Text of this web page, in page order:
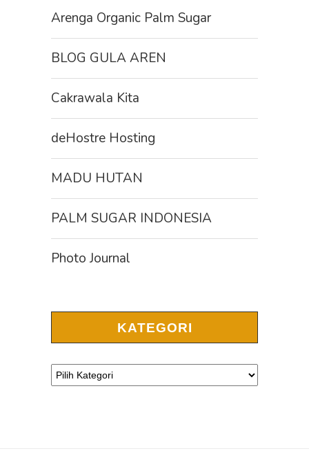
Arenga Organic Palm Sugar
BLOG GULA AREN
Cakrawala Kita
deHostre Hosting
MADU HUTAN
PALM SUGAR INDONESIA
Photo Journal
KATEGORI